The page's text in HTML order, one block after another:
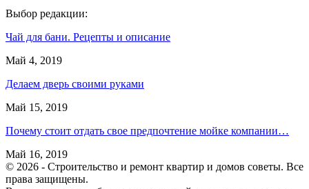
Выбор редакции:
Чай для бани. Рецепты и описание
Май 4, 2019
Делаем дверь своими руками
Май 15, 2019
Почему стоит отдать свое предпочтение мойке компании…
Май 16, 2019
© 2026 - Строительство и ремонт квартир и домов советы. Все
права защищены.